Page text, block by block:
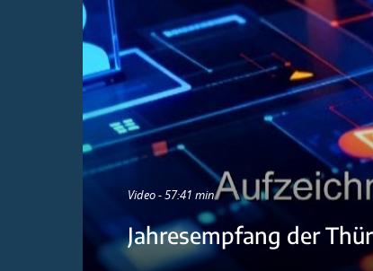
Video - 57:41 min
Jahresempfang der